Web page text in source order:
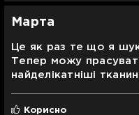
Марта
Це як раз те що я
Тепер можу
найделікатніші
Корисно